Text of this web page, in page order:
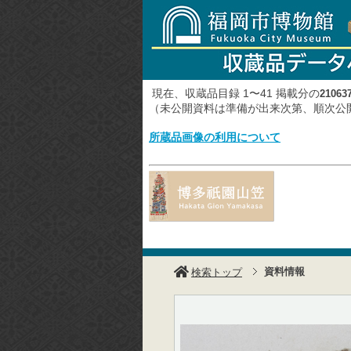
現在、収蔵品目録 1〜41 掲載分の
（未公開資料は準備が出来次第、順次
所蔵品画像の利用について
検索トップ 資料情報